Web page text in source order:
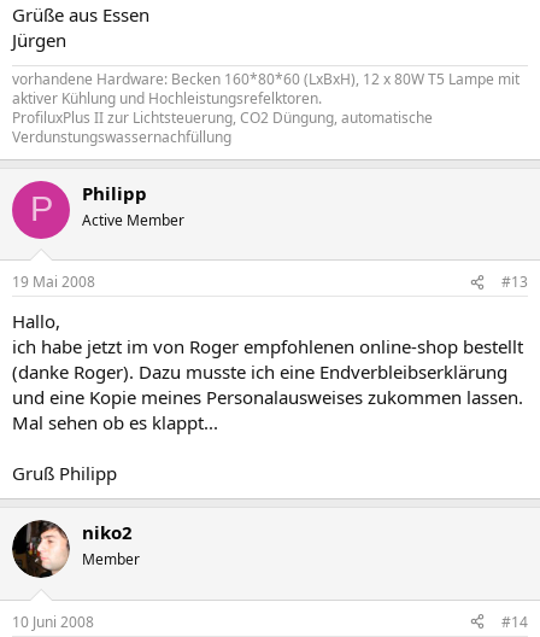
Grüße aus Essen
Jürgen
vorhandene Hardware: Becken 160*80*60 (LxBxH), 12 x 80W T5 Lampe mit
aktiver Kühlung und Hochleistungsrefelktoren.
ProfiluxPlus II zur Lichtsteuerung, CO2 Düngung, automatische
Verdunstungswassernachfüllung
P Philipp
Active Member
19 Mai 2008 #13
Hallo,
ich habe jetzt im von Roger empfohlenen online-shop bestellt
(danke Roger). Dazu musste ich eine Endverbleibserklärung
und eine Kopie meines Personalausweises zukommen lassen.
Mal sehen ob es klappt...
Gruß Philipp
niko2
Member
10 Juni 2008 #14